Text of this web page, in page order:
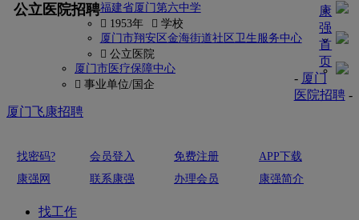
公立医院招聘福建省厦门第六中学
 1953年
 学校
厦门市翔安区金海街道社区卫生服务中心
 公立医院
厦门市医疗保障中心
 事业单位/国企
康
强
首
页
- 厦门
医院招聘-
厦门飞康招聘
找密码? 会员登入 免费注册
APP下载
康强网
联系康强 办理会员 康强简介
找工作